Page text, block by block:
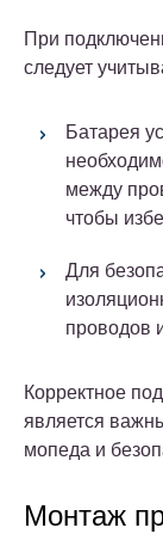
При
следует
Батарея
между
чтобы
Для
проводов
Корректное
является
мопеда и
Монтаж